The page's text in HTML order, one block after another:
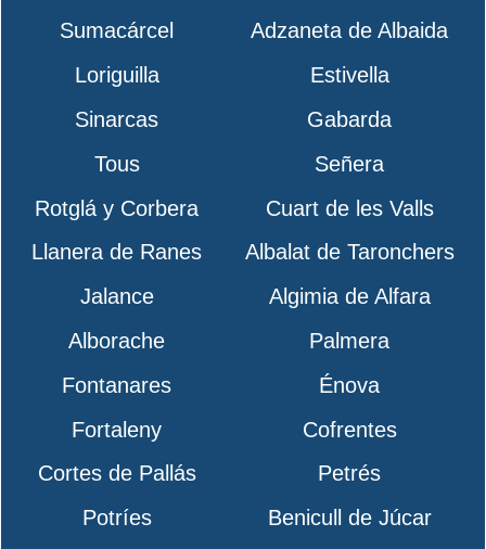
Sumacárcel
Adzaneta de Albaida
Loriguilla
Estivella
Sinarcas
Gabarda
Tous
Señera
Rotglá y Corbera
Cuart de les Valls
Llanera de Ranes
Albalat de Taronchers
Jalance
Algimia de Alfara
Alborache
Palmera
Fontanares
Énova
Fortaleny
Cofrentes
Cortes de Pallás
Petrés
Potríes
Benicull de Júcar